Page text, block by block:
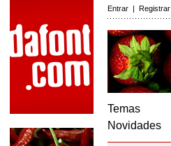
Entrar | Registrar
Temas
Novidades